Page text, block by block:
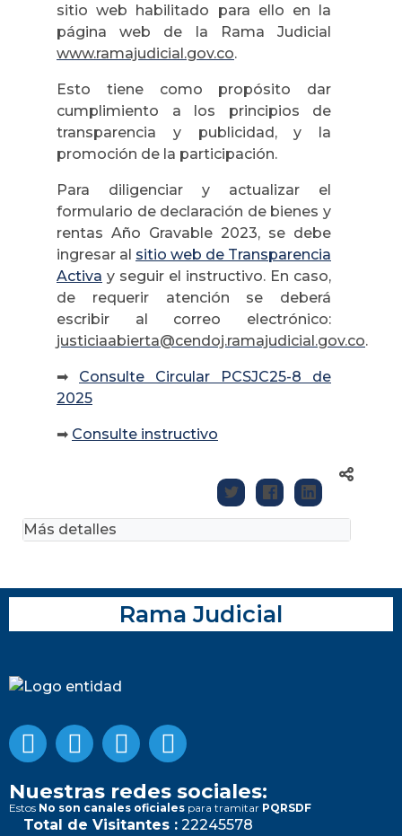
sitio web habilitado para ello en la
página web de la Rama Judicial
www.ramajudicial.gov.co.
Esto tiene como propósito dar
cumplimiento a los principios de
transparencia y publicidad, y la
promoción de la participación.
Para diligenciar y actualizar el
formulario de declaración de bienes y
rentas Año Gravable 2023, se debe
ingresar al sitio web de Transparencia
Activa y seguir el instructivo. En caso,
de requerir atención se deberá
escribir al correo electrónico:
justiciaabierta@cendoj.ramajudicial.gov.co.
➡ Consulte Circular PCSJC25-8 de
2025
➡ Consulte instructivo
Más detalles
Rama Judicial
Nuestras redes sociales:
Estos No son canales oficiales para tramitar PQRSDF
Total de Visitantes : 22245578